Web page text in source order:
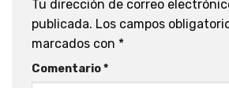
Tu dirección de correo
publicada. Los campos
marcados con *
Comentario*